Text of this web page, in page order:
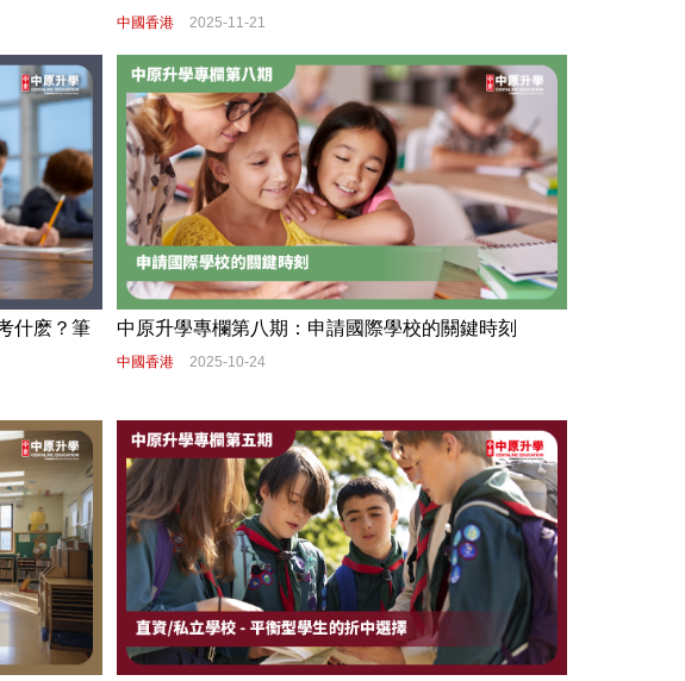
中國香港 2025-11-21
什麽？筆
中原升學專欄第八期：申請國際學校的關鍵時刻
中國香港 2025-10-24